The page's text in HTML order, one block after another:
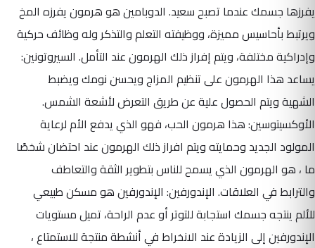
يفرزها جسمك عندما تصبح سعيد. الدوبامين هو هرمون يفرزه المخ
ويرتبط بأحاسيس مميزة، ووظيفته التعلم والتذكر وله وظائف حركية
وإدراكية مختلفة، ويتم إفراز ذلك الهرمون عند التأمل. السيروتونين:
يساعد هذا الهرمون على تنظيم المزاج ويحسن نومك ويضبط
الشهية ويتم الحصول علية عن طريق التعرض لأشعة الشمس.
الأوكسيتوسين: هذا هرمون الحب، فهو الذي يدفع الأم لرعاية
المولود الجديد وحمايته ويتم افراز ذلك الهرمون عند احتضان شخصًا
ما ، هو الهرمون الذي يسمح للناس بتطوير الثقة والتعاطف
والترابط في العلاقات. الإندورفين: الإندورفين هو مسكن طبيعي
للألم ينتجه جسمك استجابة للتوتر أو عدم الراحة، تميل مستويات
الإندورفين إلى الزيادة عند الانخراط في أنشطة منتجة للاستمتاع ،